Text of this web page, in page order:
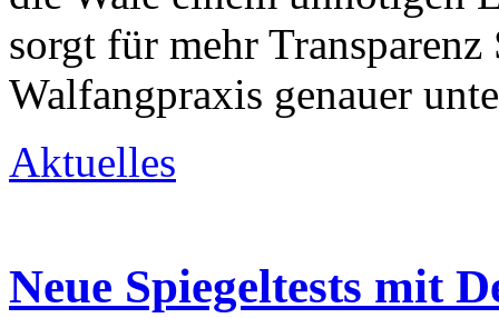
sorgt für mehr
Walfangpraxis genauer
Aktuelles
Neue Spiegeltests mit